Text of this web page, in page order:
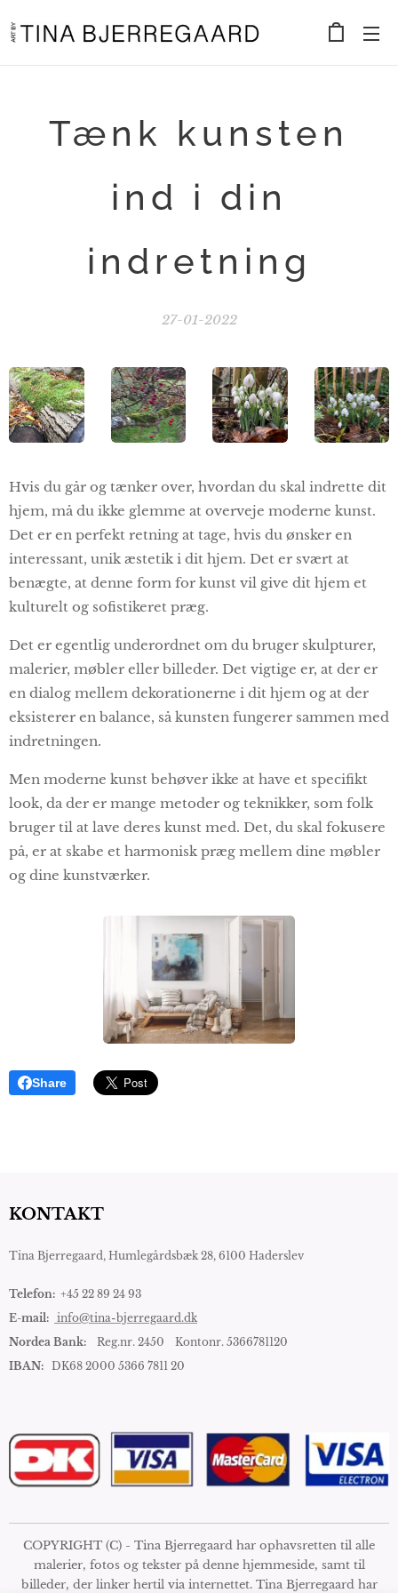
Tænk kunsten
ind i din
indretning
27-01-2022
Hvis du går og tænker over, hvordan du skal indrette dit
hjem, må du ikke glemme at overveje moderne kunst.
Det er en perfekt retning at tage, hvis du ønsker en
interessant, unik æstetik i dit hjem. Det er svært at
benægte, at denne form for kunst vil give dit hjem et
kulturelt og sofistikeret præg.
Det er egentlig underordnet om du bruger skulpturer,
malerier, møbler eller billeder. Det vigtige er, at der er
en dialog mellem dekorationerne i dit hjem og at der
eksisterer en balance, så kunsten fungerer sammen med
indretningen.
Men moderne kunst behøver ikke at have et specifikt
look, da der er mange metoder og teknikker, som folk
bruger til at lave deres kunst med. Det, du skal fokusere
på, er at skabe et harmonisk præg mellem dine møbler
og dine kunstværker.
Share
KONTAKT
Tina Bjerregaard, Humlegårdsbæk 28, 6100 Haderslev
Telefon: +45 22 89 24 93
E-mail: info@tina-bjerregaard.dk
Nordea Bank:
Reg.nr. 2450 Kontonr. 5366781120
IBAN: DK68 2000 5366 7811 20
COPYRIGHT (C) - Tina Bjerregaard har ophavsretten til alle
malerier, fotos og tekster på denne hjemmeside, samt til
billeder, der linker hertil via internettet. Tina Bjerregaard har